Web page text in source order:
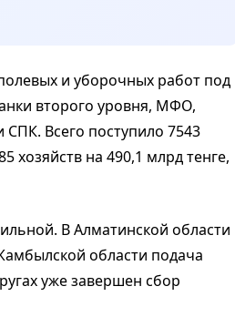
и уборочных работ под
второго уровня, МФО,
Всего поступило 7543
хозяйств на 490,1 млрд тенге,
В Алматинской области
области подача
уже завершен сбор